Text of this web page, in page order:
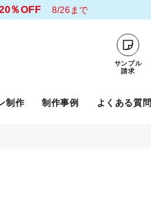
％OFF 8/26まで
サンプル
請求
制作 制作事例 よくある質問